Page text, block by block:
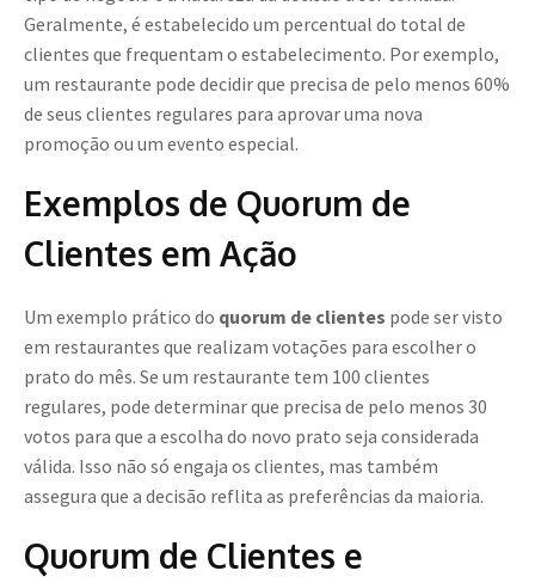
Geralmente, é estabelecido um percentual do total de
clientes que frequentam o estabelecimento. Por exemplo,
um restaurante pode decidir que precisa de pelo menos 60%
de seus clientes regulares para aprovar uma nova
promoção ou um evento especial.
Exemplos de Quorum de
Clientes em Ação
Um exemplo prático do quorum de clientes pode ser visto
em restaurantes que realizam votações para escolher o
prato do mês. Se um restaurante tem 100 clientes
regulares, pode determinar que precisa de pelo menos 30
votos para que a escolha do novo prato seja considerada
válida. Isso não só engaja os clientes, mas também
assegura que a decisão reflita as preferências da maioria.
Quorum de Clientes e